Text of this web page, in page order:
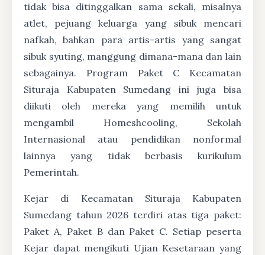
tidak bisa ditinggalkan sama sekali, misalnya
atlet, pejuang keluarga yang sibuk mencari
nafkah, bahkan para artis-artis yang sangat
sibuk syuting, manggung dimana-mana dan lain
sebagainya. Program Paket C Kecamatan
Situraja Kabupaten Sumedang ini juga bisa
diikuti oleh mereka yang memilih untuk
mengambil Homeshcooling, Sekolah
Internasional atau pendidikan nonformal
lainnya yang tidak berbasis kurikulum
Pemerintah.
Kejar di Kecamatan Situraja Kabupaten
Sumedang tahun 2026 terdiri atas tiga paket:
Paket A, Paket B dan Paket C. Setiap peserta
Kejar dapat mengikuti Ujian Kesetaraan yang